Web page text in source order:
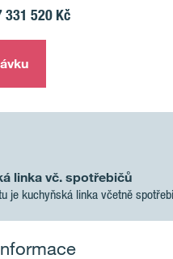
331 520 Kč
linka vč. spotřebičů
je kuchyňská linka včetně